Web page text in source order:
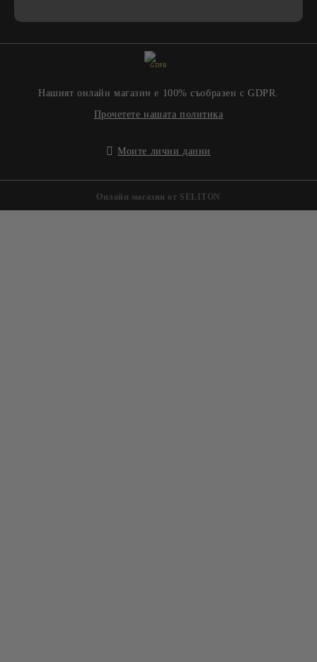
GDPR
Нашият онлайн магазин е 100% съобразен с GDPR.
Прочетете нашата политика
Моите лични данни
Онлайн магазин от SELITON